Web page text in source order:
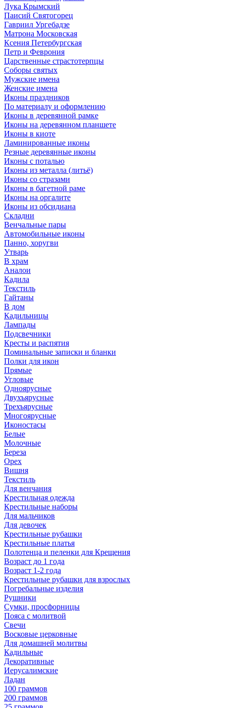
Лука Крымский
Паисий Святогорец
Гавриил Ургебадзе
Матрона Московская
Ксения Петербургская
Петр и Феврония
Царственные страстотерпцы
Соборы святых
Мужские имена
Женские имена
Иконы праздников
По материалу и оформлению
Иконы в деревянной рамке
Иконы на деревянном планшете
Иконы в киоте
Ламинированные иконы
Резные деревянные иконы
Иконы с поталью
Иконы из металла (литьё)
Иконы со стразами
Иконы в багетной раме
Иконы на оргалите
Иконы из обсидиана
Складни
Венчальные пары
Автомобильные иконы
Панно, хоругви
Утварь
В храм
Аналои
Кадила
Текстиль
Гайтаны
В дом
Кадильницы
Лампады
Подсвечники
Кресты и распятия
Поминальные записки и бланки
Полки для икон
Прямые
Угловые
Одноярусные
Двухъярусные
Трехъярусные
Многоярусные
Иконостасы
Белые
Молочные
Береза
Орех
Вишня
Текстиль
Для венчания
Крестильная одежда
Крестильные наборы
Для мальчиков
Для девочек
Крестильные рубашки
Крестильные платья
Полотенца и пеленки для Крещения
Возраст до 1 года
Возраст 1-2 года
Крестильные рубашки для взрослых
Погребальные изделия
Рушники
Сумки, просфорницы
Пояса с молитвой
Свечи
Восковые церковные
Для домашней молитвы
Кадильные
Декоративные
Иерусалимские
Ладан
100 граммов
200 граммов